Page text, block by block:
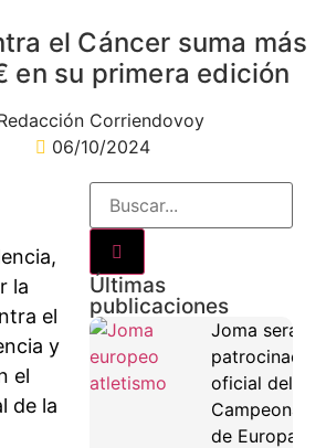
el Cáncer suma más
en su primera edición
Corriendovoy
06/10/2024
la
el
y
el
de la
Últimas
publicaciones
Joma será
patrocinador
oficial del
Campeonato
de Europa